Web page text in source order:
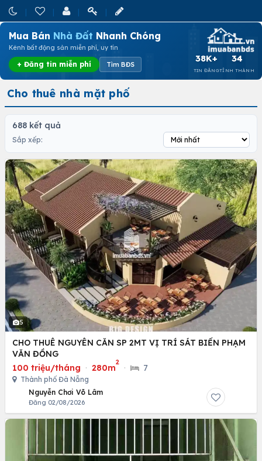
Mua Bán Nhà Đất Nhanh Chóng
Kênh bất động sản miễn phí, uy tín
+ Đăng tin miễn phí Tìm BĐS
38K+
TIN ĐĂNG
34
TỈNH THÀNH
Cho thuê nhà mặt phố
688 kết quả
Sắp xếp:
5
CHO THUÊ NGUYÊN CĂN SP 2MT VỊ TRÍ SÁT BIỂN PHẠM
VĂN ĐỒNG
100 triệu/tháng · 280m
2
· 7
Thành phố Đà Nẵng
Nguyễn Chơi Võ Lâm
Đăng 02/08/2026